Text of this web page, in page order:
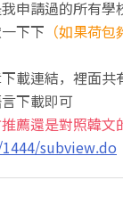
申請過的所有學
下下 （如果荷
載連結，裡面共
下載即可
薦還是對照韓文
subview.do